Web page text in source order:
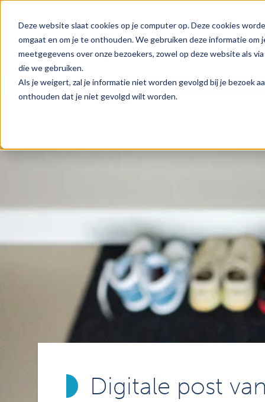
Deze website slaat cookies op je computer op. Deze cookies
omgaat en om je te onthouden. We gebruiken deze informatie
meetgegevens over onze bezoekers, zowel op deze website als
die we gebruiken.
Als je weigert, zal je informatie niet worden gevolgd bij je bezoek
onthouden dat je niet gevolgd wilt worden.
Digitale post